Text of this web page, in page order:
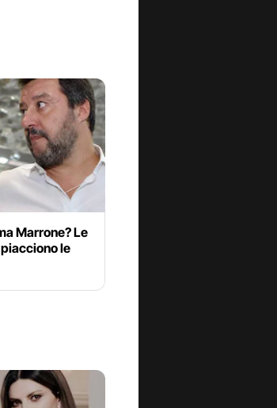
Marrone? Le
le